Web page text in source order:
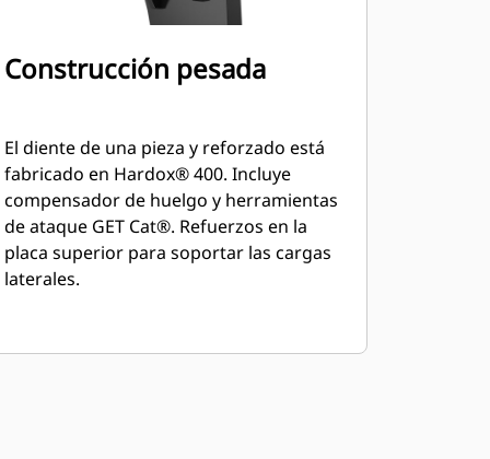
Construcción pesada
El diente de una pieza y reforzado está
fabricado en Hardox® 400. Incluye
compensador de huelgo y herramientas
de ataque GET Cat®. Refuerzos en la
placa superior para soportar las cargas
laterales.